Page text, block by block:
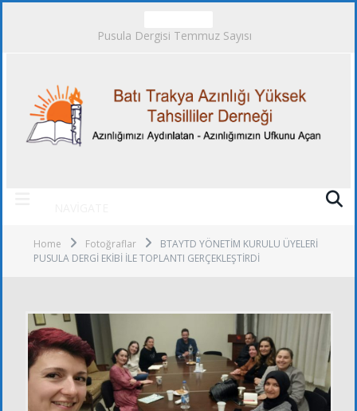
Pusula Dergisi Temmuz Sayısı
Home Fotoğraflar
BTAYTD YÖNETİM KURULU ÜYELERİ
PUSULA DERGİ EKİBİ İLE TOPLANTI GERÇEKLEŞTİRDİ